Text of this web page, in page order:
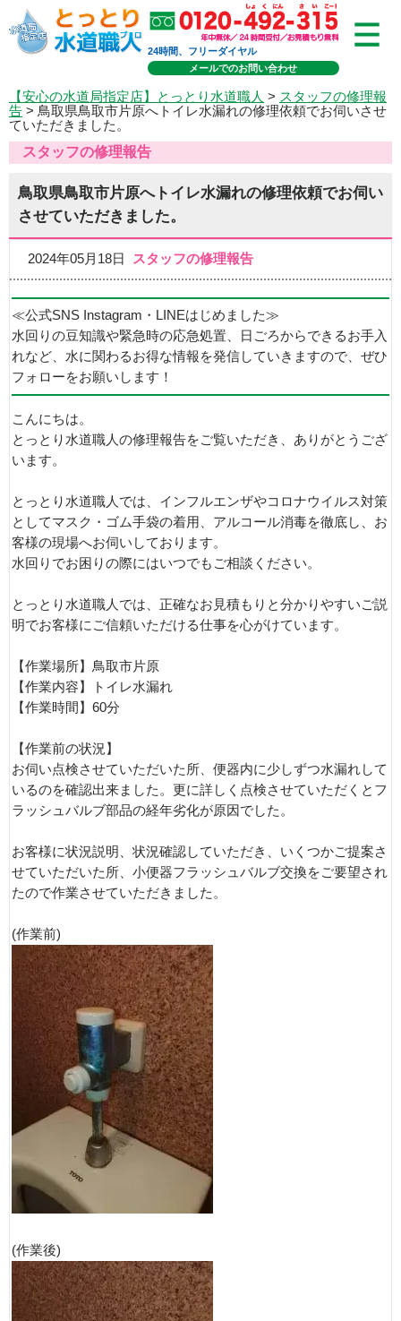
24時間、フリーダイヤル
メールでのお問い合わせ
【安心の水道局指定店】とっとり水道職人 > スタッフの修理報
告 > 鳥取県鳥取市片原へトイレ水漏れの修理依頼でお伺いさせ
ていただきました。
スタッフの修理報告
鳥取県鳥取市片原へトイレ水漏れの修理依頼でお伺い
させていただきました。
2024年05月18日 スタッフの修理報告
≪公式SNS Instagram・LINEはじめました≫
水回りの豆知識や緊急時の応急処置、日ごろからできるお手入
れなど、水に関わるお得な情報を発信していきますので、ぜひ
フォローをお願いします！
こんにちは。
とっとり水道職人の修理報告をご覧いただき、ありがとうござ
います。
とっとり水道職人では、インフルエンザやコロナウイルス対策
としてマスク・ゴム手袋の着用、アルコール消毒を徹底し、お
客様の現場へお伺いしております。
水回りでお困りの際にはいつでもご相談ください。
とっとり水道職人では、正確なお見積もりと分かりやすいご説
明でお客様にご信頼いただける仕事を心がけています。
【作業場所】鳥取市片原
【作業内容】トイレ水漏れ
【作業時間】60分
【作業前の状況】
お伺い点検させていただいた所、便器内に少しずつ水漏れして
いるのを確認出来ました。更に詳しく点検させていただくとフ
ラッシュバルブ部品の経年劣化が原因でした。
お客様に状況説明、状況確認していただき、いくつかご提案さ
せていただいた所、小便器フラッシュバルブ交換をご要望され
たので作業させていただきました。
(作業前)
(作業後)